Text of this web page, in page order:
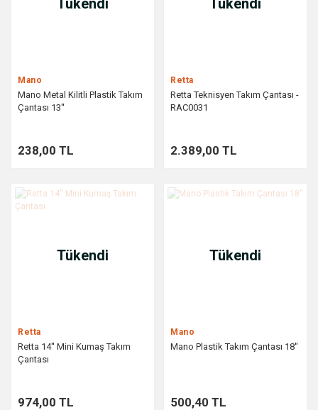
Mano
Mano Metal Kilitli Plastik Takım
Çantası 13''
238,00 TL
Retta
Retta Teknisyen Takım Çantası -
RAC0031
2.389,00 TL
Tükendi
Retta
Retta 14'' Mini Kumaş Takım
Çantası
974,00 TL
Tükendi
Mano
Mano Plastik Takım Çantası 18''
500,40 TL